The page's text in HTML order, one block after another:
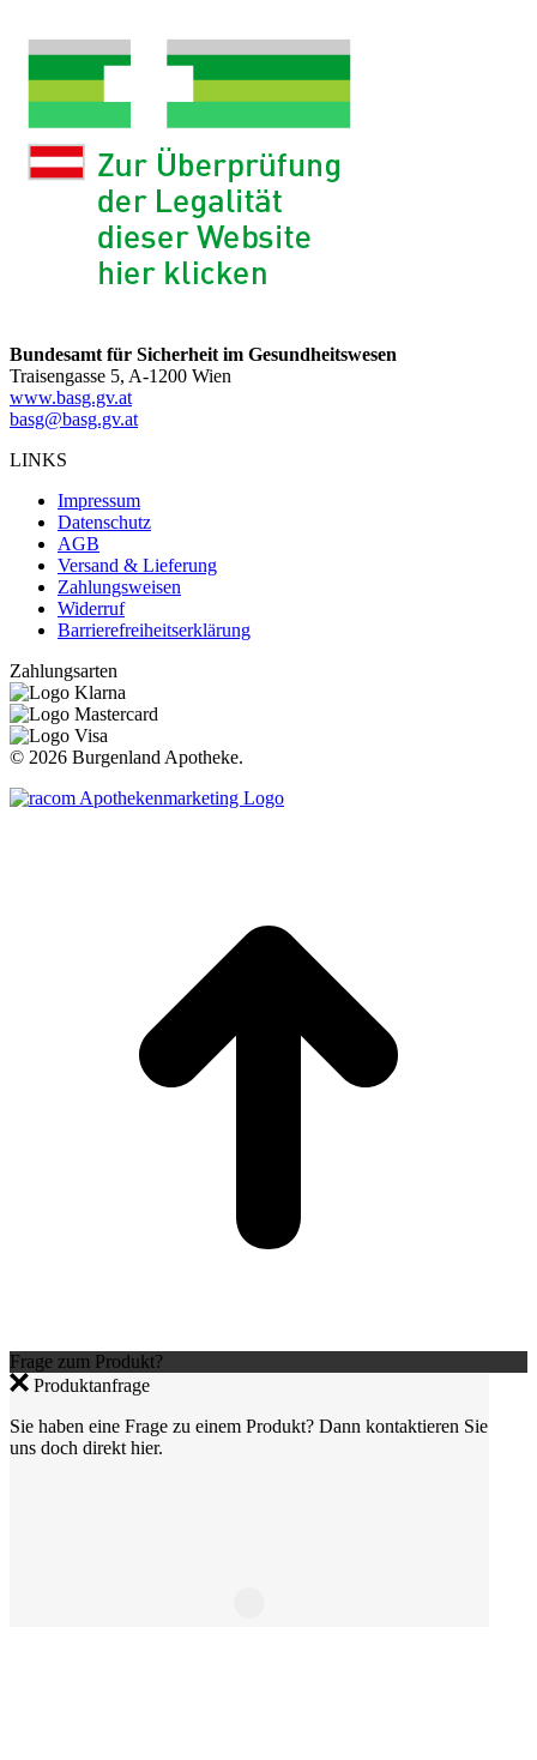
Bundesamt für Sicherheit im Gesundheitswesen
Traisengasse 5, A-1200 Wien
www.basg.gv.at
basg@basg.gv.at
LINKS
Impressum
Datenschutz
AGB
Versand & Lieferung
Zahlungsweisen
Widerruf
Barrierefreiheitserklärung
Zahlungsarten
© 2026 Burgenland Apotheke.
Frage zum Produkt?
Produktanfrage
Sie haben eine Frage zu einem Produkt? Dann kontaktieren Sie
uns doch direkt hier.